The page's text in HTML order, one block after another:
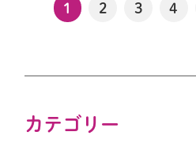
1 2 3 4
カテゴリー